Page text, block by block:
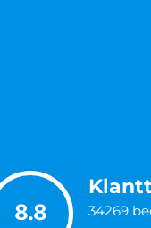
8.8 34269